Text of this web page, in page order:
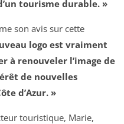
tourisme durable. »
son avis sur cette
logo est vraiment
à renouveler l’image de
de nouvelles
d’Azur. »
touristique, Marie,